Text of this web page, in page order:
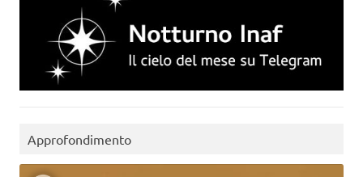
Approfondimento